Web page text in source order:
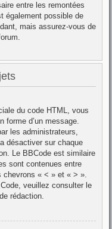
entre les remontées
également possible de
mais assurez-vous de
du code HTML, vous
forme d’un message.
les administrateurs,
désactiver sur chaque
Le BBCode est similaire
sont contenues entre
« < » et « > ».
veuillez consulter le
rédaction.